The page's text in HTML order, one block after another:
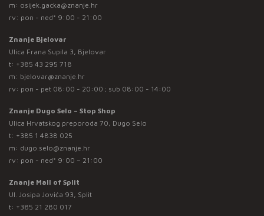
m: osijek.gacka@znanje.hr
rv: pon - ned* 9:00 - 21:00
Znanje Bjelovar
Ulica Frana Supila 3, Bjelovar
t: +385 43 295 718
m: bjelovar@znanje.hr
rv: pon - pet 08:00 - 20:00 ; sub 08:00 - 14:00
Znanje Dugo Selo – Stop Shop
Ulica Hrvatskog preporoda 70, Dugo Selo
t: +385 1 4838 025
m: dugo.selo@znanje.hr
rv: pon - ned* 9:00 – 21:00
Znanje Mall of Split
Ul. Josipa Jovića 93, Split
t: +385 21 280 017